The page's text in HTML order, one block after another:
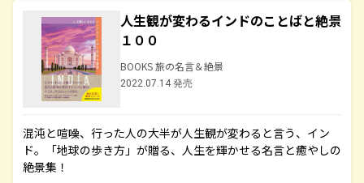
人生観が変わるインドのことばと絶景
１００
BOOKS 旅の名言＆絶景
2022.07.14 発売
混沌と喧噪、行った人の大半が人生観が変わると言う、イン
ド。「地球の歩き方」が贈る、人生を輝かせる名言と癒やしの
絶景集！